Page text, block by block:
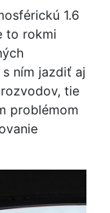
1.6
to rokmi
s ním jazdiť aj
tie
problémom